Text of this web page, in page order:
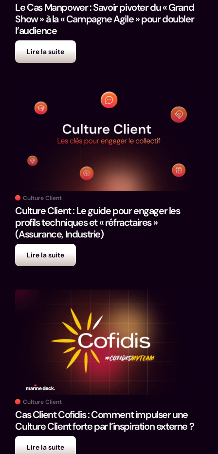
Le Cas Manpower : Savoir pivoter du « Grand
Show » à la « Campagne Agile » pour doubler
l’audience
Lire la suite
Culture Client
Culture Client : Le guide pour engager les
profils techniques et « réfractaires »
(Assurance, Industrie)
Lire la suite
Culture Client
Cas Client Cofidis : Comment impulser une
Culture Client forte par l’inspiration externe ?
Lire la suite